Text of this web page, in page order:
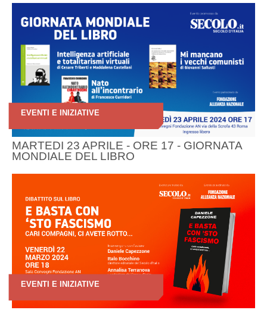
EVENTI E INIZIATIVE
MARTEDI 23 APRILE - ORE 17 - GIORNATA
MONDIALE DEL LIBRO
EVENTI E INIZIATIVE